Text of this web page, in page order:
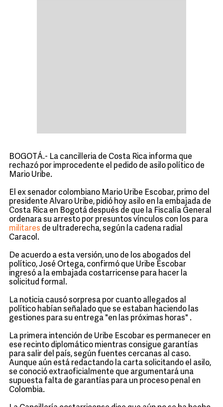
BOGOTÁ.- La cancilleria de Costa Rica informa que
rechazó por improcedente el pedido de asilo político de
Mario Uribe.
El ex senador colombiano Mario Uribe Escobar, primo del
presidente Alvaro Uribe, pidió hoy asilo en la embajada de
Costa Rica en Bogotá después de que la Fiscalía General
ordenara su arresto por presuntos vínculos con los para
militares de ultraderecha, según la cadena radial
Caracol.
De acuerdo a esta versión, uno de los abogados del
político, José Ortega, confirmó que Uribe Escobar
ingresó a la embajada costarricense para hacer la
solicitud formal.
La noticia causó sorpresa por cuanto allegados al
político habían señalado que se estaban haciendo las
gestiones para su entrega "en las próximas horas" .
La primera intención de Uribe Escobar es permanecer en
ese recinto diplomático mientras consigue garantías
para salir del país, según fuentes cercanas al caso.
Aunque aún está redactando la carta solicitando el asilo,
se conoció extraoficialmente que argumentará una
supuesta falta de garantías para un proceso penal en
Colombia.